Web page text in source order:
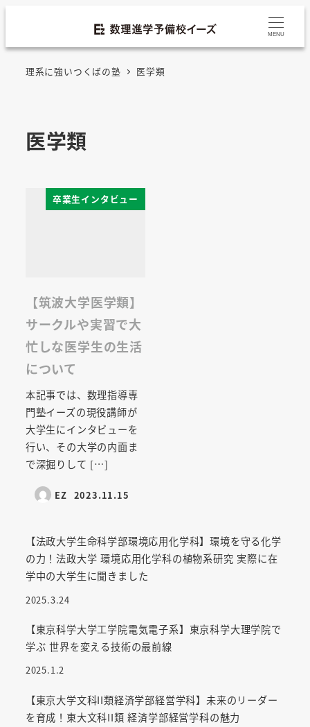
MENU
理系に強いつくばの塾 医学類
医学類
卒業生インタビュー
【筑波大学医学類】
サークルや実習で大
忙しな医学生の生活
について
本記事では、数理指導専
門塾イーズの現役講師が
大学生にインタビューを
行い、その大学の内面ま
で深掘りして […]
EZ 2023.11.15
【法政大学生命科学部環境応用化学科】環境を守る化学
の力！法政大学 環境応用化学科の植物系研究 実際に在
学中の大学生に聞きました
2025.3.24
【東京科学大学工学院電気電子系】東京科学大理学院で
学ぶ 世界を変える技術の最前線
2025.1.2
【東京大学文科II類経済学部経営学科】未来のリーダー
を育成！東大文科II類 経済学部経営学科の魅力